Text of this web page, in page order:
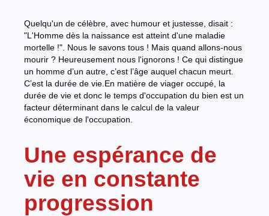
Quelqu'un de célèbre, avec humour et justesse, disait :
"L'Homme dès la naissance est atteint d'une maladie
mortelle !". Nous le savons tous ! Mais quand allons-nous
mourir ? Heureusement nous l'ignorons ! Ce qui distingue
un homme d’un autre, c’est l’âge auquel chacun meurt.
C’est la durée de vie.En matière de viager occupé, la
durée de vie et donc le temps d'occupation du bien est un
facteur déterminant dans le calcul de la valeur
économique de l'occupation.
Une espérance de
vie en constante
progression